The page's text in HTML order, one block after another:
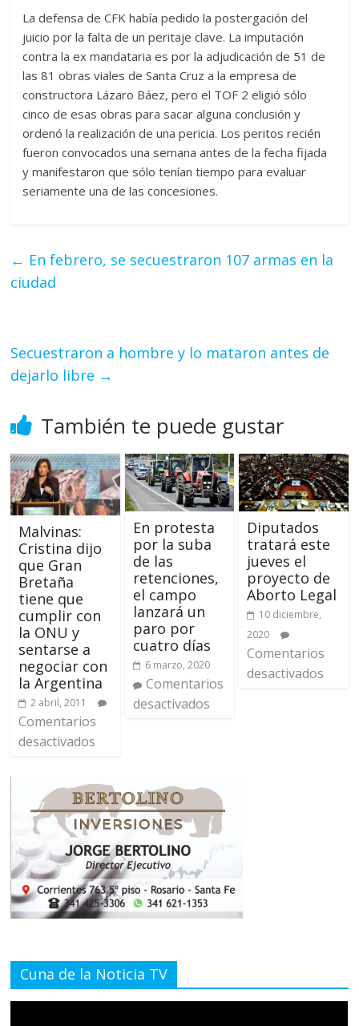
La defensa de CFK había pedido la postergación del
juicio por la falta de un peritaje clave. La imputación
contra la ex mandataria es por la adjudicación de 51 de
las 81 obras viales de Santa Cruz a la empresa de
constructora Lázaro Báez, pero el TOF 2 eligió sólo
cinco de esas obras para sacar alguna conclusión y
ordenó la realización de una pericia. Los peritos recién
fueron convocados una semana antes de la fecha fijada
y manifestaron que sólo tenían tiempo para evaluar
seriamente una de las concesiones.
← En febrero, se secuestraron 107 armas en la
ciudad
Secuestraron a hombre y lo mataron antes de
dejarlo libre →
También te puede gustar
Malvinas:
Cristina dijo
que Gran
Bretaña
tiene que
cumplir con
la ONU y
sentarse a
negociar con
la Argentina
2 abril, 2011
Comentarios
desactivados
En protesta
por la suba
de las
retenciones,
el campo
lanzará un
paro por
cuatro días
6 marzo, 2020
Comentarios
desactivados
Diputados
tratará este
jueves el
proyecto de
Aborto Legal
10 diciembre,
2020
Comentarios
desactivados
Cuna de la Noticia TV